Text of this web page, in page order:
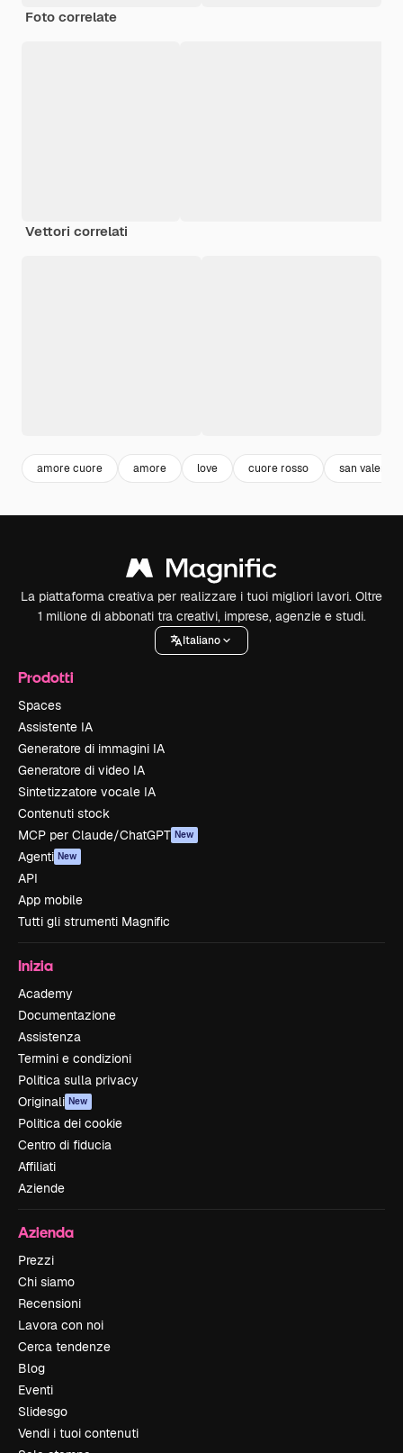
Foto correlate
Vettori correlati
amore cuore amore love cuore rosso san
La piattaforma creativa per realizzare i tuoi migliori lavori. Oltre
1 milione di abbonati tra creativi, imprese, agenzie e studi.
Italiano
Prodotti
Spaces
Assistente IA
Generatore di immagini IA
Generatore di video IA
Sintetizzatore vocale IA
Contenuti stock
MCP per Claude/ChatGPT New
Agenti New
API
App mobile
Tutti gli strumenti Magnific
Inizia
Academy
Documentazione
Assistenza
Termini e condizioni
Politica sulla privacy
Originali New
Politica dei cookie
Centro di fiducia
Affiliati
Aziende
Azienda
Prezzi
Chi siamo
Recensioni
Lavora con noi
Cerca tendenze
Blog
Eventi
Slidesgo
Vendi i tuoi contenuti